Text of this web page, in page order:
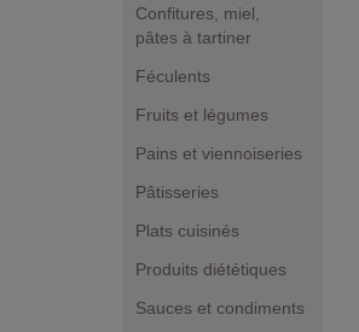
Confitures, miel,
pâtes à tartiner
Féculents
Fruits et légumes
Pains et viennoiseries
Pâtisseries
Plats cuisinés
Produits diététiques
Sauces et condiments